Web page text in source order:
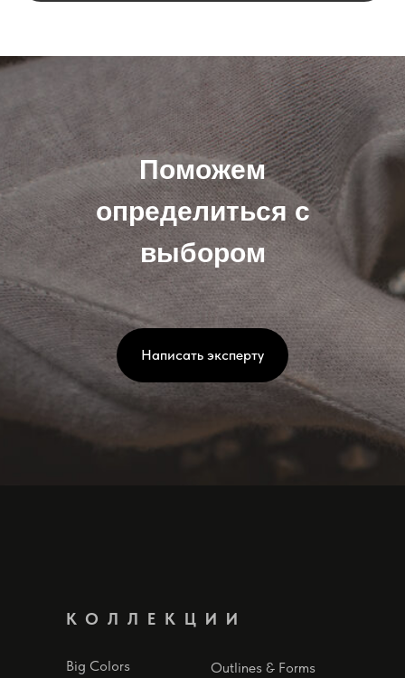
Поможем
определиться с
выбором
Написать эксперту
Outlines & Forms
КОЛЛЕКЦИИ
Big Colors